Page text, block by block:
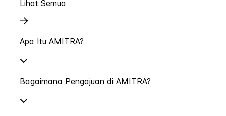
Lihat Semua
Apa Itu AMITRA?
Bagaimana Pengajuan di AMITRA?